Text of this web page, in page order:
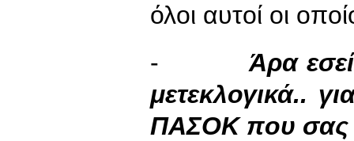
όλοι αυτοί οι
- Άρα
μετεκλογικά..
ΠΑΣΟΚ που